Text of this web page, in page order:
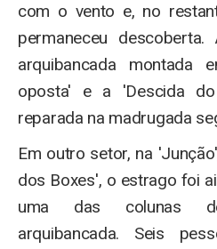
com o vento e, no
permaneceu
arquibancada
oposta' e a 'Descida
reparada na madrugada
Em outro setor, na
dos Boxes', o estrago foi
uma das colunas
arquibancada. Seis